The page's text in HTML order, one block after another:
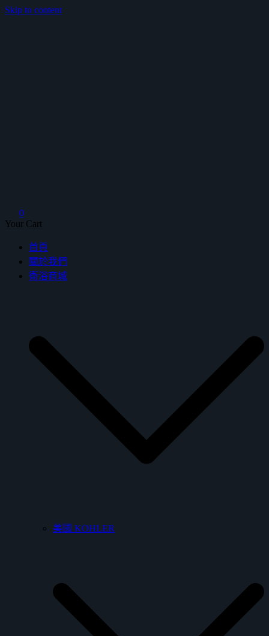
Skip to content
0
Your Cart
首頁
關於我們
衛浴商城
美國 KOHLER